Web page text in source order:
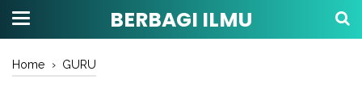
BERBAGI ILMU
Home › GURU